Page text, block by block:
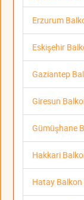
Erzurum
Eskişehir
Gaziantep
Giresun
Gümüşhane
Hakkari
Hatay